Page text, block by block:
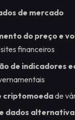
de mercado
do preço e
financeiros
de indicadores
criptomoedade
dados